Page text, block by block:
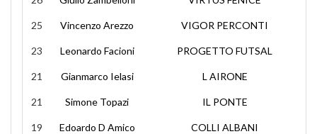
25 Vincenzo Arezzo VIGOR PERCONTI
23 Leonardo Facioni PROGETTO FUTSAL
21 Gianmarco Ielasi L AIRONE
21 Simone Topazi IL PONTE
19 Edoardo D Amico COLLI ALBANI